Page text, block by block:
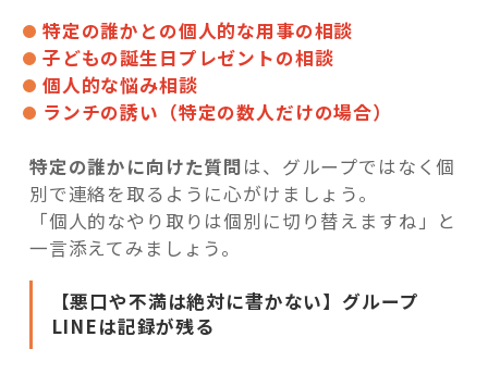
特定の誰かとの個人的な用事の相談
子どもの誕生日プレゼントの相談
個人的な悩み相談
ランチの誘い（特定の数人だけの場合）
特定の誰かに向けた質問は、グループではなく個
別で連絡を取るように心がけましょう。
「個人的なやり取りは個別に切り替えますね」と
一言添えてみましょう。
【悪口や不満は絶対に書かない】グループ
LINEは記録が残る